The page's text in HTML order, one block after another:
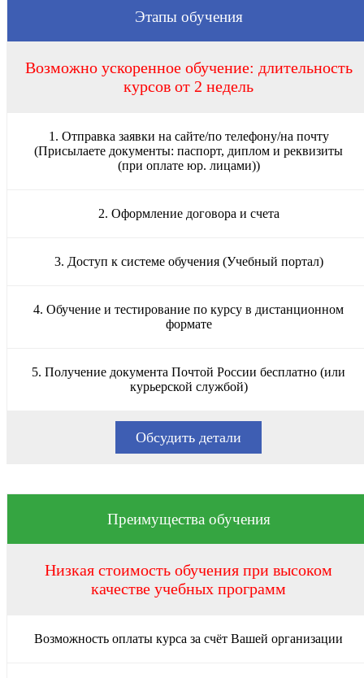
Этапы обучения
Возможно ускоренное обучение: длительность
курсов от 2 недель
1. Отправка заявки на сайте/по телефону/на почту
(Присылаете документы: паспорт, диплом и реквизиты
(при оплате юр. лицами))
2. Оформление договора и счета
3. Доступ к системе обучения (Учебный портал)
4. Обучение и тестирование по курсу в дистанционном
формате
5. Получение документа Почтой России бесплатно (или
курьерской службой)
Обсудить детали
Преимущества обучения
Низкая стоимость обучения при высоком
качестве учебных программ
Возможность оплаты курса за счёт Вашей организации